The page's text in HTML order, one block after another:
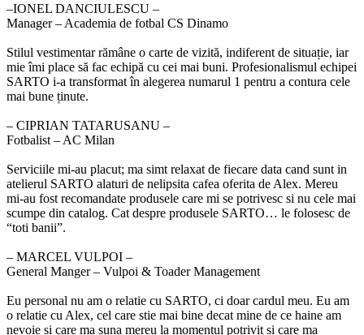
‒IONEL DANCIULESCU –
Manager – Academia de fotbal CS Dinamo
Stilul vestimentar rămâne o carte de vizită, indiferent de situație, iar
mie îmi place să fac echipă cu cei mai buni. Profesionalismul echipei
SARTO i-a transformat în alegerea numarul 1 pentru a contura cele
mai bune ținute.
‒ CIPRIAN TATARUSANU –
Fotbalist – AC Milan
Serviciile mi-au placut; ma simt relaxat de fiecare data cand sunt in
atelierul SARTO alaturi de nelipsita cafea oferita de Alex. Mereu
mi-au fost recomandate produsele care mi se potrivesc si nu cele mai
scumpe din catalog. Cat despre produsele SARTO… le folosesc de
“toti banii”.
‒ MARCEL VULPOI –
General Manger – Vulpoi & Toader Management
Eu personal nu am o relatie cu SARTO, ci doar cardul meu. Eu am
o relatie cu Alex, cel care stie mai bine decat mine de ce haine am
nevoie si care ma suna mereu la momentul potrivit si care ma